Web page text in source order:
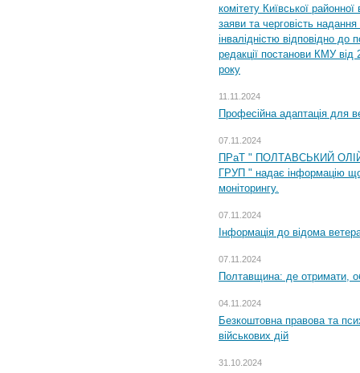
комітету Київської
заяви та черговість надання
інвалідністю відповідно
редакції постанови КМУ
року
11.11.2024
Професійна адаптація для
07.11.2024
ПРаТ " ПОЛТАВСЬКИЙ
ГРУП " надає інформацію
моніторингу.
07.11.2024
Інформація до відома
07.11.2024
Полтавщина: де отримати,
04.11.2024
Безкоштовна правова та
військових дій
31.10.2024